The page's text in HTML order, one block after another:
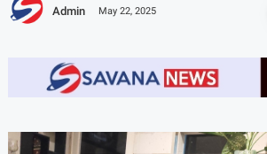
Admin May 22, 2025